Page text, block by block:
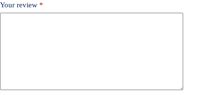
Your review *